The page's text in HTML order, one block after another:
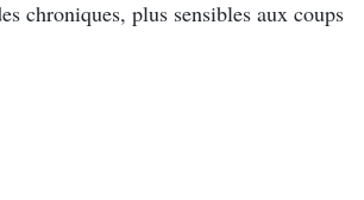
chroniques, plus sensibles aux coups